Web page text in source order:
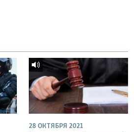
28 ОКТЯБРЯ 2021